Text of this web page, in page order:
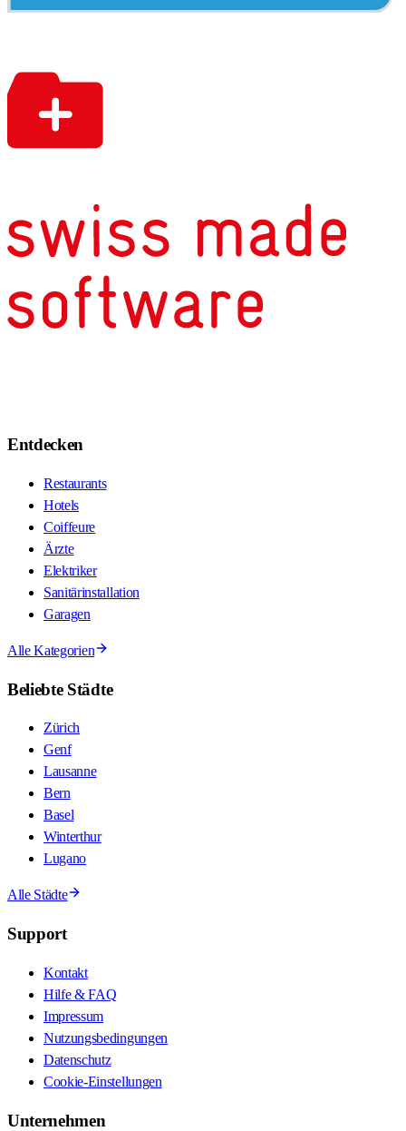
Entdecken
Restaurants
Hotels
Coiffeure
Ärzte
Elektriker
Sanitärinstallation
Garagen
Alle Kategorien
Beliebte Städte
Zürich
Genf
Lausanne
Bern
Basel
Winterthur
Lugano
Alle Städte
Support
Kontakt
Hilfe & FAQ
Impressum
Nutzungsbedingungen
Datenschutz
Cookie-Einstellungen
Unternehmen